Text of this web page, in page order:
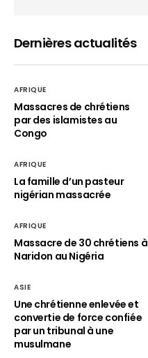
Dernières actualités
AFRIQUE
Massacres de chrétiens
par des islamistes au
Congo
AFRIQUE
La famille d’un pasteur
nigérian massacrée
AFRIQUE
Massacre de 30 chrétiens à
Naridon au Nigéria
ASIE
Une chrétienne enlevée et
convertie de force confiée
par un tribunal à une
musulmane